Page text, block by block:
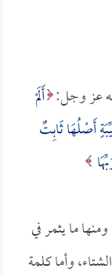
عز وجل: أَلَمْ
أَصْلُهَا ثَابِتٌ
ما يثمر في
وأما كلمة